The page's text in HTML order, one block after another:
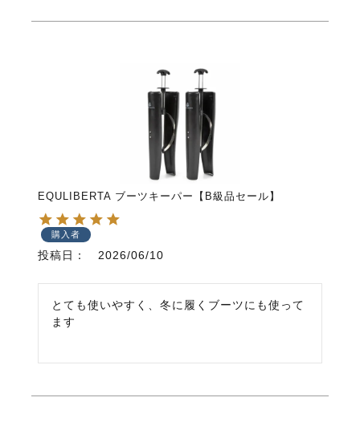
EQULIBERTA ブーツキーパー【B級品セール】
購入者
投稿日 2026/06/10
とても使いやすく、冬に履くブーツにも使って
ます